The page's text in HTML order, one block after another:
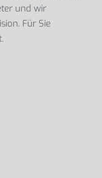
und wir
Für Sie